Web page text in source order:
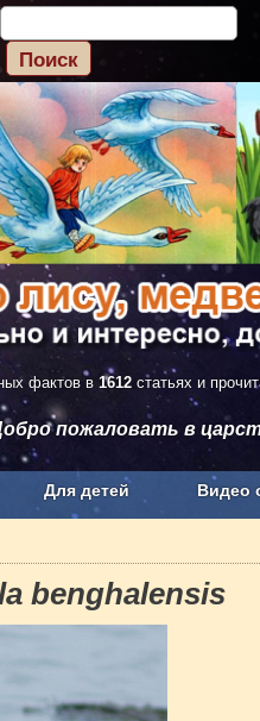
фактов в 1612 статьях и
пожаловать в
Для детей Видео
benghalensis